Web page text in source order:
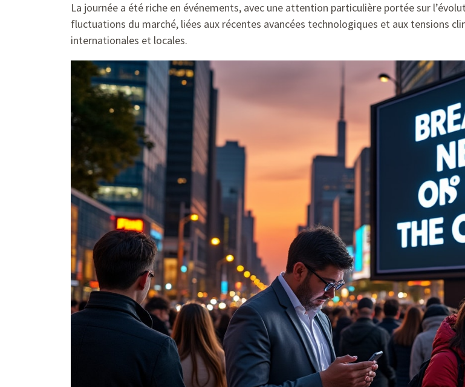
La journée a été riche en événements, avec une attention particulière portée sur
fluctuations du marché, liées aux récentes avancées technologiques et aux tensions
internationales et locales.